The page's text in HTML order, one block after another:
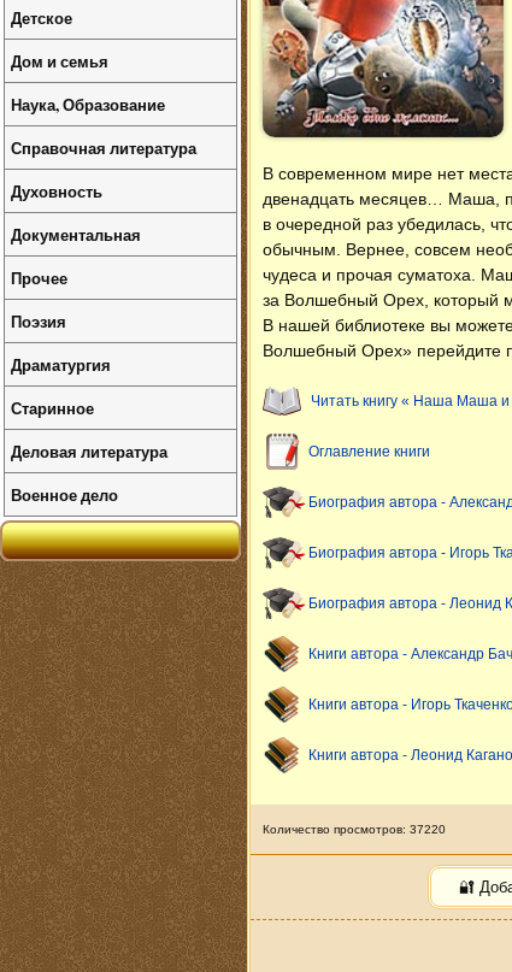
В современном мире нет
двенадцать месяцев… Маша,
в очередной раз убедилась,
обычным. Вернее, совсем
чудеса и прочая суматоха.
за Волшебный Орех, который
В нашей библиотеке вы
Волшебный Орех» перейдите
Читать книгу « Наша Маша
Оглавление книги
Биография автора -
Биография автора - Игорь
Биография автора - Леонид
Книги автора - Александр
Книги автора - Игорь
Книги автора - Леонид
Количество просмотров: 37220
🔐
Детское
Дом и семья
Наука, Образование
Справочная литература
Духовность
Документальная
Прочее
Поэзия
Драматургия
Старинное
Деловая литература
Военное дело